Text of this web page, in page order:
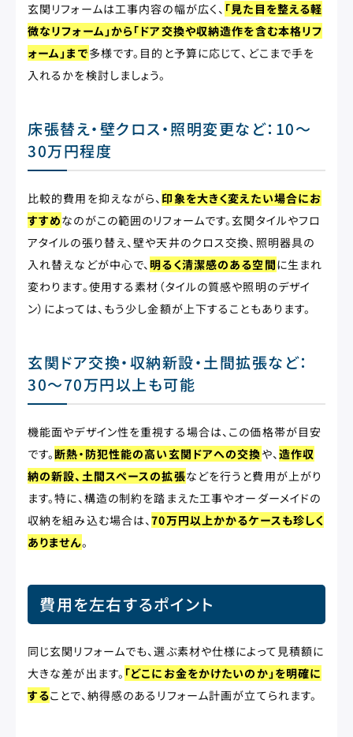
玄関リフォームは工事内容の幅が広く、 「見た目を整える軽
微なリフォーム」から「ドア交換や収納造作を含む本格リフ
ォーム」まで多様です。目的と予算に応じて、どこまで手を
入れるかを検討しましょう。
床張替え・壁クロス・照明変更など：10〜
30万円程度
比較的費用を抑えながら、 印象を大きく変えたい場合にお
すすめなのがこの範囲のリフォームです。玄関タイルやフロ
アタイルの張り替え、壁や天井のクロス交換、照明器具の
入れ替えなどが中心で、 明るく清潔感のある空間に生まれ
変わります。使用する素材（タイルの質感や照明のデザイ
ン）によっては、もう少し金額が上下することもあります。
玄関ドア交換・収納新設・土間拡張など：
30〜70万円以上も可能
機能面やデザイン性を重視する場合は、この価格帯が目安
です。断熱・防犯性能の高い玄関ドアへの交換や、造作収
納の新設、土間スペースの拡張などを行うと費用が上がり
ます。特に、構造の制約を踏まえた工事やオーダーメイドの
収納を組み込む場合は、70万円以上かかるケースも珍しく
ありません。
費用を左右するポイント
同じ玄関リフォームでも、選ぶ素材や仕様によって見積額に
大きな差が出ます。 「どこにお金をかけたいのか」を明確に
することで、納得感のあるリフォーム計画が立てられます。